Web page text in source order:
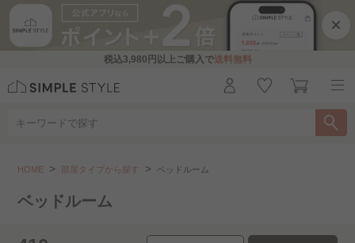
×
税込3,980円 以上ご購入で送料無料
HOME 部屋タイプから探す ベッドルーム
ダイニングルーム 書斎
ベッドルーム